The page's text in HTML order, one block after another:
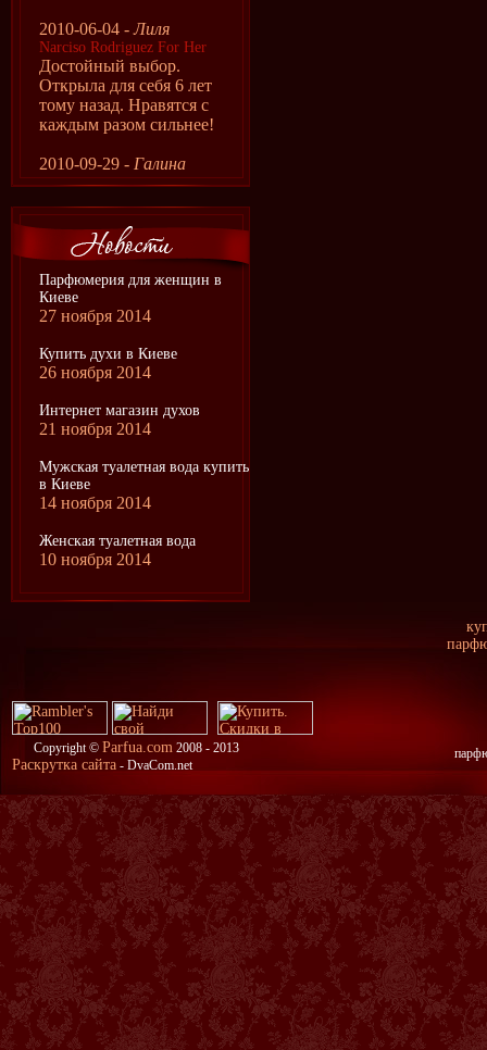
2010-06-04 -Лиля
Narciso Rodriguez For Her
Достойный выбор.
Открыла для себя 6 лет
тому назад. Нравятся с
каждым разом сильнее!
2010-09-29 - Галина
Парфюмерия для женщин в
Киеве
27 ноября 2014
Купить духи в Киеве
26 ноября 2014
Интернет магазин духов
21 ноября 2014
Мужская туалетная вода купить
в Киеве
14 ноября 2014
Женская туалетная вода
10 ноября 2014
Copyright © Parfua.com 2008 - 2013
Раскрутка сайта - DvaCom.net